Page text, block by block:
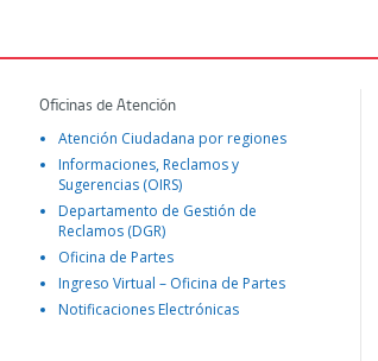
Oficinas de Atención
Atención Ciudadana por regiones
Informaciones, Reclamos y
Sugerencias (OIRS)
Departamento de Gestión de
Reclamos (DGR)
Oficina de Partes
Ingreso Virtual – Oficina de Partes
Notificaciones Electrónicas